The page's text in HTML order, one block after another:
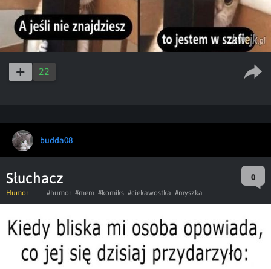
22
budda08
Słuchacz 0
Humor #humor #mem #komiks #ciekawostka #myszka